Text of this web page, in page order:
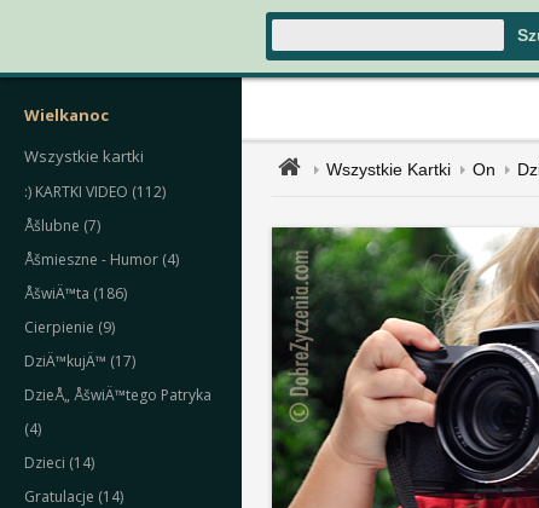
Wielkanoc
Wszystkie kartki
:) KARTKI VIDEO (112)
Åšlubne (7)
Åšmieszne - Humor (4)
ÅšwiÄ™ta (186)
Cierpienie (9)
DziÄ™kujÄ™ (17)
DzieÅ„ ÅšwiÄ™tego Patryka
(4)
Dzieci (14)
Gratulacje (14)
Wszystkie Kartki On